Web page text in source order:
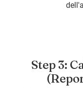
Step 3: